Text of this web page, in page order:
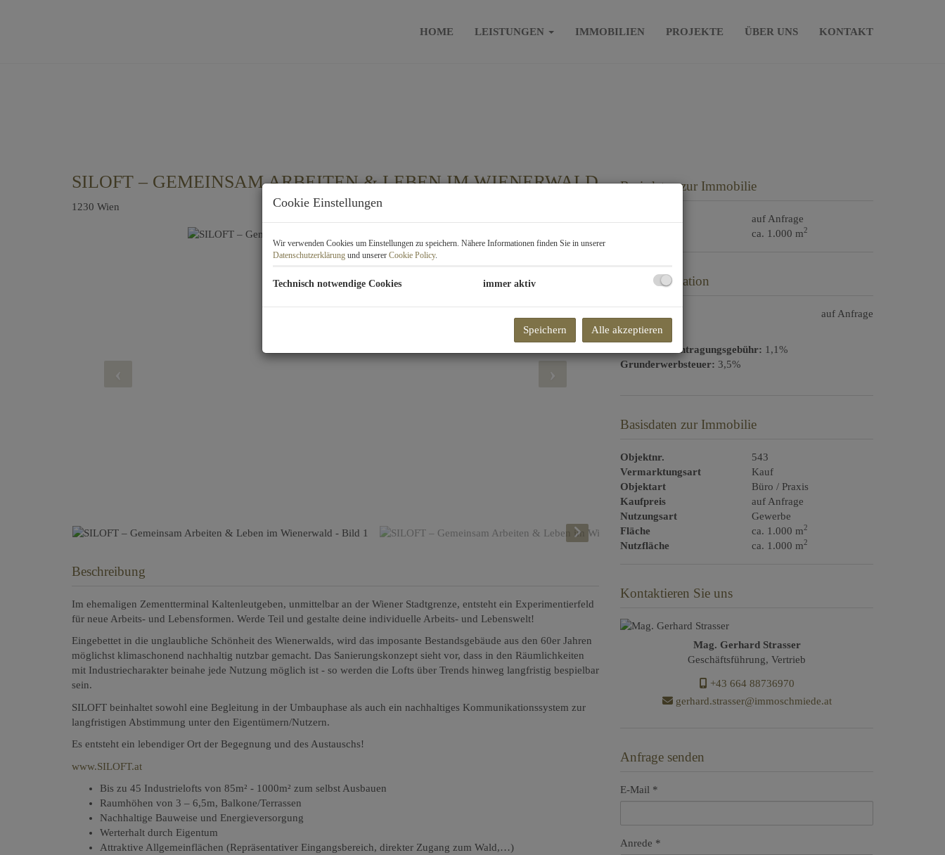
HOME LEISTUNGEN IMMOBILIEN PROJEKTE ÜBER UNS KONTAKT
SILOFT – GEMEINSAM ARBEITEN & LEBEN IM WIENERWALD
1230 Wien
Beschreibung
Im ehemaligen Zementterminal Kaltenleutgeben, unmittelbar an der Wiener Stadtgrenze, entsteht ein Experimentierfeld
für neue Arbeits- und Lebensformen. Werde Teil und gestalte deine individuelle Arbeits- und Lebenswelt!
Eingebettet in die unglaubliche Schönheit des Wienerwalds, wird das imposante Bestandsgebäude aus den 60er Jahren
möglichst klimaschonend nachhaltig nutzbar gemacht. Das Sanierungskonzept sieht vor, dass in den Räumlichkeiten
mit Industriecharakter beinahe jede Nutzung möglich ist - so werden die Lofts über Trends hinweg langfristig bespielbar
sein.
SILOFT beinhaltet sowohl eine Begleitung in der Umbauphase als auch ein nachhaltiges Kommunikationssystem zur
langfristigen Abstimmung unter den Eigentümern/Nutzern.
Es entsteht ein lebendiger Ort der Begegnung und des Austauschs!
www.SILOFT.at
Bis zu 45 Industrielofts von 85m² - 1000m² zum selbst Ausbauen
Raumhöhen von 3 – 6,5m, Balkone/Terrassen
Nachhaltige Bauweise und Energieversorgung
Werterhalt durch Eigentum
Attraktive Allgemeinflächen (Repräsentativer Eingangsbereich, direkter Zugang zum Wald,…)
Basisdaten zur Immobilie
auf Anfrage
ca. 1.000 m2
Preisinformation
auf Anfrage
Grundbucheintragungsgebühr: 1,1%
Grunderwerbsteuer: 3,5%
Basisdaten zur Immobilie
Objektnr.
543
Vermarktungsart
Kauf
Objektart
Büro / Praxis
Kaufpreis
auf Anfrage
Nutzungsart
Gewerbe
Fläche
ca. 1.000 m2
Nutzfläche ca. 1.000 m2
Kontaktieren Sie uns
Mag. Gerhard Strasser
Geschäftsführung, Vertrieb
+43 664 88736970
gerhard.strasser@immoschmiede.at
Anfrage senden
E-Mail
Anrede
Cookie Einstellungen
Wir verwenden Cookies um Einstellungen zu speichern. Nähere Informationen finden Sie in unserer
Datenschutzerklärung und unserer Cookie Policy.
Technisch notwendige Cookies immer aktiv
Speichern Alle akzeptieren